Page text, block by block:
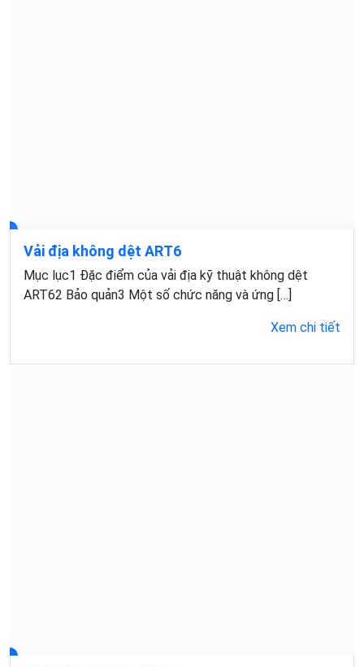
Vải địa không dệt ART6
Mục lục1 Đặc điểm của vải địa kỹ thuật không dệt
ART62 Bảo quản3 Một số chức năng và ứng […]
Xem chi tiết